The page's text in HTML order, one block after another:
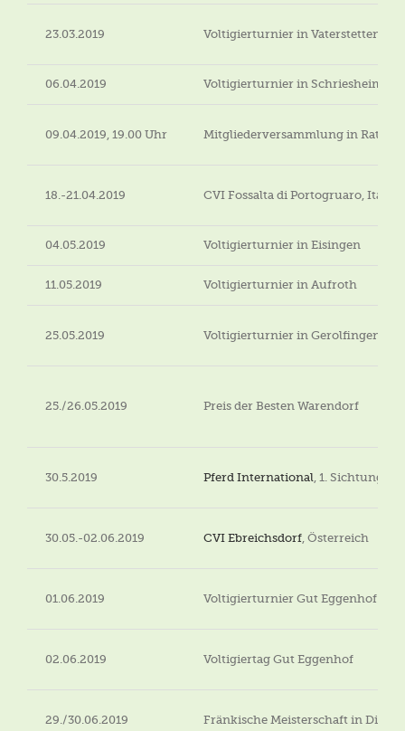
23.03.2019 Voltigierturnier in Vaterstetten
06.04.2019 Voltigierturnier in Schriesheim
09.04.2019, 19.00 Uhr Mitgliederversammlung in
18.-21.04.2019 CVI Fossalta di Portogruaro, Italien
04.05.2019 Voltigierturnier in Eisingen
11.05.2019 Voltigierturnier in Aufroth
25.05.2019 Voltigierturnier in Gerolfingen
25./26.05.2019 Preis der Besten Warendorf
30.5.2019 Pferd International, 1. Sichtung
30.05.-02.06.2019 CVI Ebreichsdorf, Österreich
01.06.2019 Voltigierturnier Gut Eggenhof
02.06.2019 Voltigiertag Gut Eggenhof
29./30.06.2019 Fränkische Meisterschaft in